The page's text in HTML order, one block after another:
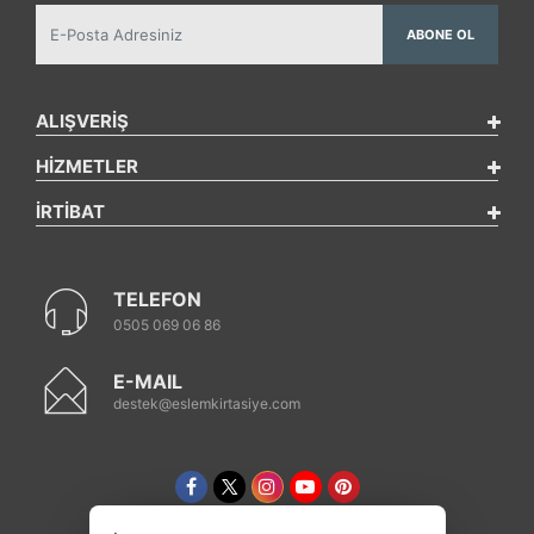
ABONE OL
ALIŞVERİŞ
HİZMETLER
İRTİBAT
TELEFON
0505 069 06 86
E-MAIL
destek@eslemkirtasiye.com